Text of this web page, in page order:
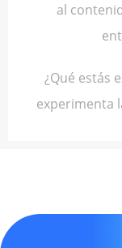
al
¿Qué estás
experimenta